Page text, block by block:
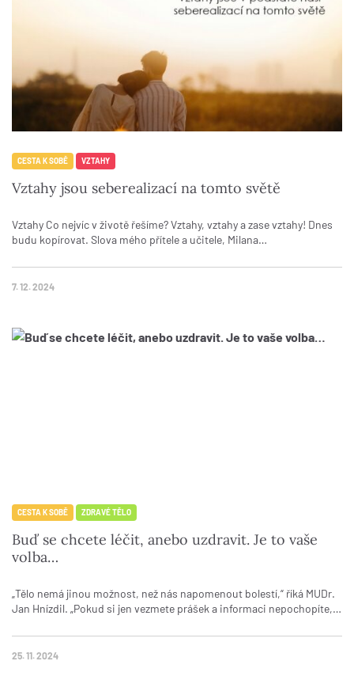
CESTA K SOBĚ VZTAHY
Vztahy jsou seberealizací na tomto světě
Vztahy Co nejvíc v životě řešíme? Vztahy, vztahy a zase vztahy! Dnes
budu kopírovat. Slova mého přítele a učitele, Milana…
7. 12. 2024
CESTA K SOBĚ ZDRAVÉ TĚLO
Buď se chcete léčit, anebo uzdravit. Je to vaše
volba…
„Tělo nemá jinou možnost, než nás napomenout bolestí,“ říká MUDr.
Jan Hnízdil. „Pokud si jen vezmete prášek a informaci nepochopíte,…
25. 11. 2024